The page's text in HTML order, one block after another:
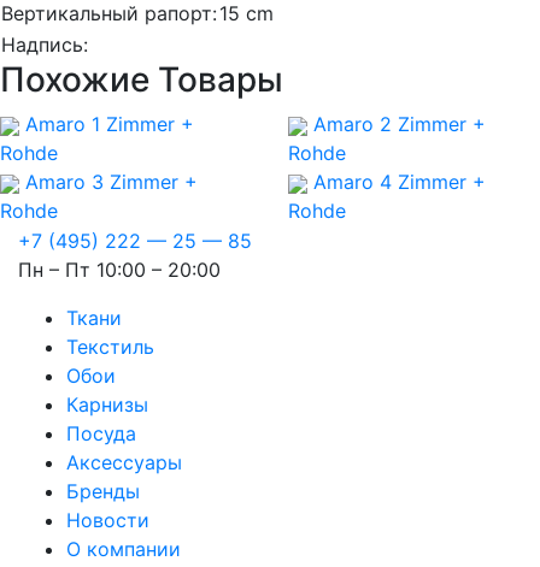
Вертикальный рапорт:15 cm
Надпись:
Похожие Товары
Amaro 1 Zimmer +
Rohde
Amaro 2 Zimmer +
Rohde
Amaro 3 Zimmer +
Rohde
Amaro 4 Zimmer +
Rohde
+7 (495) 222 — 25 — 85
Пн – Пт 10:00 – 20:00
Ткани
Текстиль
Обои
Карнизы
Посуда
Аксессуары
Бренды
Новости
О компании